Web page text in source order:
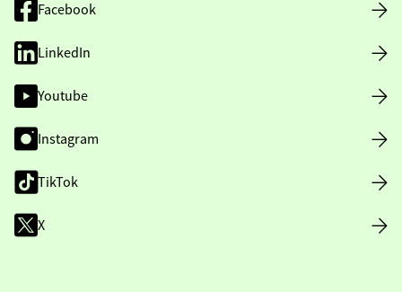
Facebook
LinkedIn
Youtube
Instagram
TikTok
X